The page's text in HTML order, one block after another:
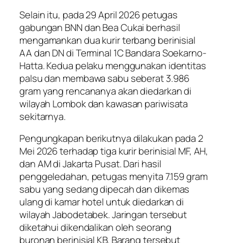
Selain itu, pada 29 April 2026 petugas
gabungan BNN dan Bea Cukai berhasil
mengamankan dua kurir terbang berinisial
AA dan DN di Terminal 1C Bandara Soekarno-
Hatta. Kedua pelaku menggunakan identitas
palsu dan membawa sabu seberat 3.986
gram yang rencananya akan diedarkan di
wilayah Lombok dan kawasan pariwisata
sekitarnya.
Pengungkapan berikutnya dilakukan pada 2
Mei 2026 terhadap tiga kurir berinisial MF, AH,
dan AM di Jakarta Pusat. Dari hasil
penggeledahan, petugas menyita 7.159 gram
sabu yang sedang dipecah dan dikemas
ulang di kamar hotel untuk diedarkan di
wilayah Jabodetabek. Jaringan tersebut
diketahui dikendalikan oleh seorang
buronan berinisial KB. Barang tersebut